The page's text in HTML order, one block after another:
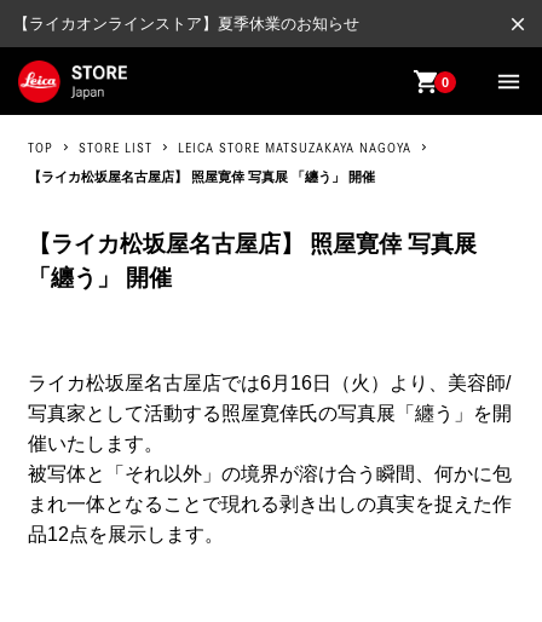
【ライカオンラインストア】夏季休業のお知らせ close
shopping_cart0 menu
TOP STORE LIST LEICA STORE MATSUZAKAYA NAGOYA
【ライカ松坂屋名古屋店】 照屋寛倖 写真展 「纏う」 開催
【ライカ松坂屋名古屋店】 照屋寛倖 写真展
「纏う」 開催
ライカ松坂屋名古屋店では6月16日（火）より、美容師/
写真家として活動する照屋寛倖氏の写真展「纏う」を開
催いたします。
被写体と「それ以外」の境界が溶け合う瞬間、何かに包
まれ一体となることで現れる剥き出しの真実を捉えた作
品12点を展示します。